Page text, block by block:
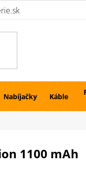
Nabíjačky Káble
1100 mAh